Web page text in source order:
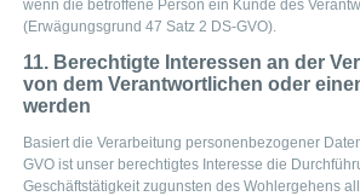
wenn die betroffene Person ein Kunde des
(Erwägungsgrund 47 Satz 2 DS-GVO).
11. Berechtigte Interessen an der
von dem Verantwortlichen oder
werden
Basiert die Verarbeitung personenbezogener
GVO ist unser berechtigtes Interesse die
Geschäftstätigkeit zugunsten des Wohlergehens